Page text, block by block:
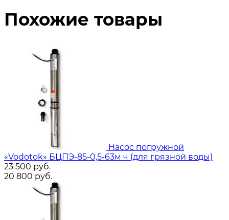
Похожие товары
Насос погружной
«Vodotok» БЦПЭ-85-0,5-63м ч (для грязной воды)
23 500 руб.
20 800 руб.